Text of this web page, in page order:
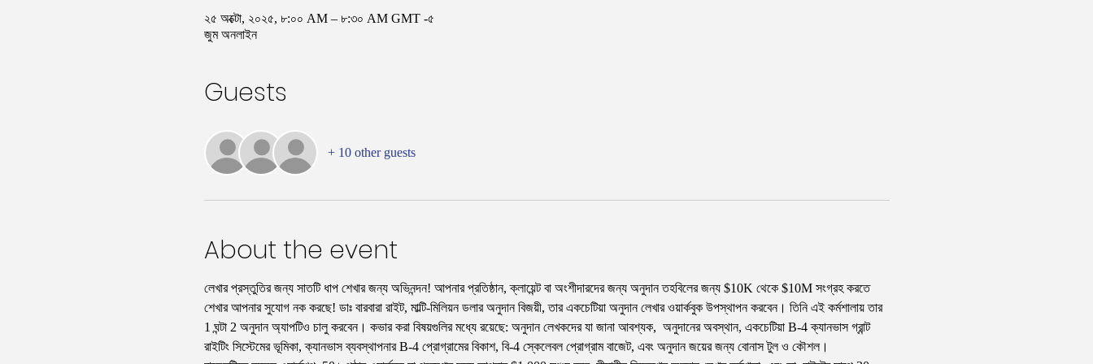
২৫ অক্টো, ২০২৫, ৮:০০ AM – ৮:৩০ AM GMT -৫
জুম অনলাইন
Guests
+ 10 other guests
About the event
লেখার প্রস্তুতির জন্য সাতটি ধাপ শেখার জন্য অভিনন্দন! আপনার প্রতিষ্ঠান, ক্লায়েন্ট বা অংশীদারদের জন্য অনুদান তহবিলের জন্য $10K থেকে $10M সংগ্রহ করতে
শেখার আপনার সুযোগ নক করছে! ডাঃ বারবারা রাইট, মাল্টি-মিলিয়ন ডলার অনুদান বিজয়ী, তার একচেটিয়া অনুদান লেখার ওয়ার্কবুক উপস্থাপন করবেন। তিনি এই কর্মশালায় তার
1 ঘন্টা 2 অনুদান অ্যাপটিও চালু করবেন। কভার করা বিষয়গুলির মধ্যে রয়েছে: অনুদান লেখকদের যা জানা আবশ্যক,  অনুদানের অবস্থান, একচেটিয়া B-4 ক্যানভাস গ্রান্ট
রাইটিং সিস্টেমের ভূমিকা, ক্যানভাস ব্যবস্থাপনার B-4 প্রোগ্রামের বিকাশ, বি-4 স্কেলেবল প্রোগ্রাম বাজেট, এবং অনুদান জয়ের জন্য বোনাস টুল ও কৌশল।